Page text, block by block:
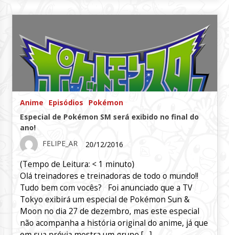
Anime Episódios
Pokémon
Especial de Pokémon SM será exibido no final do
ano!
FELIPE_AR
20/12/2016
(Tempo de Leitura: < 1 minuto)
Olá treinadores e treinadoras de todo o mundo!!
Tudo bem com vocês? Foi anunciado que a TV
Tokyo exibirá um especial de Pokémon Sun &
Moon no dia 27 de dezembro, mas este especial
não acompanha a história original do anime, já que